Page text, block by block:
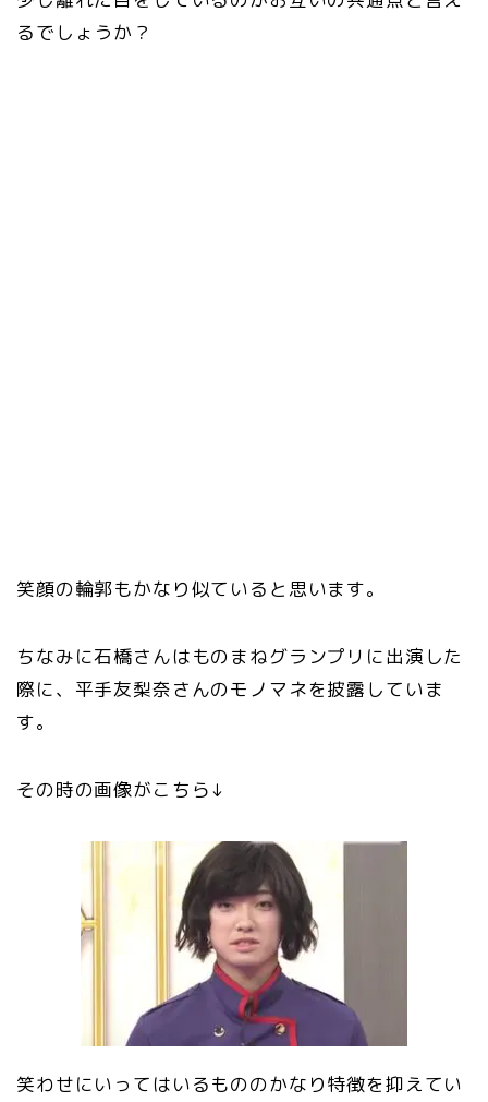
るでしょうか？
笑顔の輪郭もかなり似ていると思います。
ちなみに石橋さんはものまねグランプリに出演した
際に、平手友梨奈さんのモノマネを披露していま
す。
その時の画像がこちら↓
笑わせにいってはいるもののかなり特徴を抑えてい